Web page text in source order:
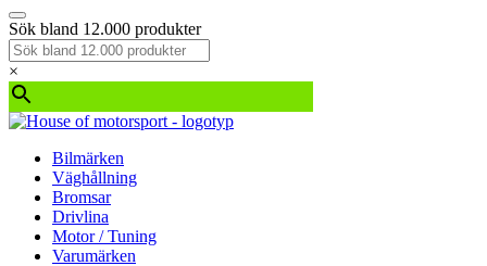
Sök bland 12.000 produkter
×
Bilmärken
Väghållning
Bromsar
Drivlina
Motor / Tuning
Varumärken